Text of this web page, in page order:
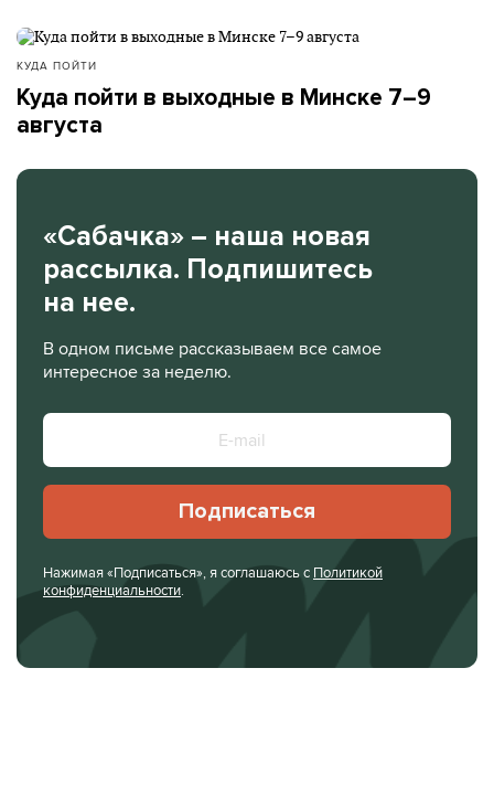
КУДА ПОЙТИ
Куда пойти в выходные в Минске 7–9
августа
«Сабачка» – наша новая
рассылка. Подпишитесь
на нее.
В одном письме рассказываем все самое
интересное за неделю.
Подписаться
Нажимая «Подписаться», я соглашаюсь с Политикой
конфиденциальности.